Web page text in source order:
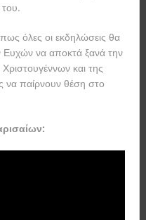
όλες οι εκδηλώσεις θα
Ευχών να αποκτά ξανά την
και της
να παίρνουν θέση στο